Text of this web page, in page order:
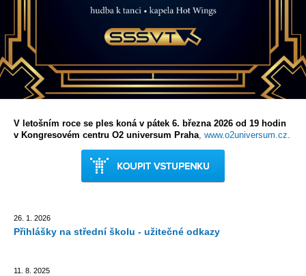
V letošním roce se ples koná v pátek 6. března 2026 od 19 hodin
v Kongresovém centru O2 universum Praha, www.o2universum.cz.
26. 1. 2026
Přihlášky na střední školu - užitečné odkazy
11. 8. 2025